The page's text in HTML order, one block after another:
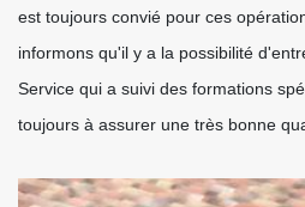
est toujours convié pour ces
informons qu'il y a la possibilité
Service qui a suivi des formations
toujours à assurer une très bonne